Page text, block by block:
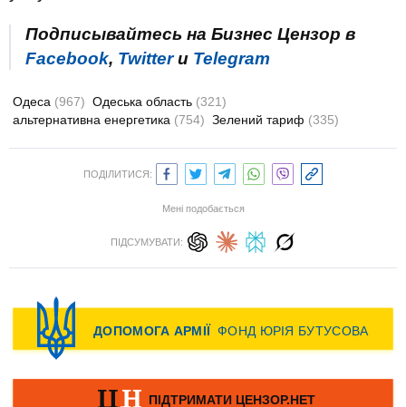
Подписывайтесь на Бизнес Цензор в
Facebook, Twitterи Telegram
Одеса (967) Одеська область (321)
альтернативна енергетика (754) Зелений тариф (335)
ПОДІЛИТИСЯ:
Мені подобається
ПІДСУМУВАТИ: